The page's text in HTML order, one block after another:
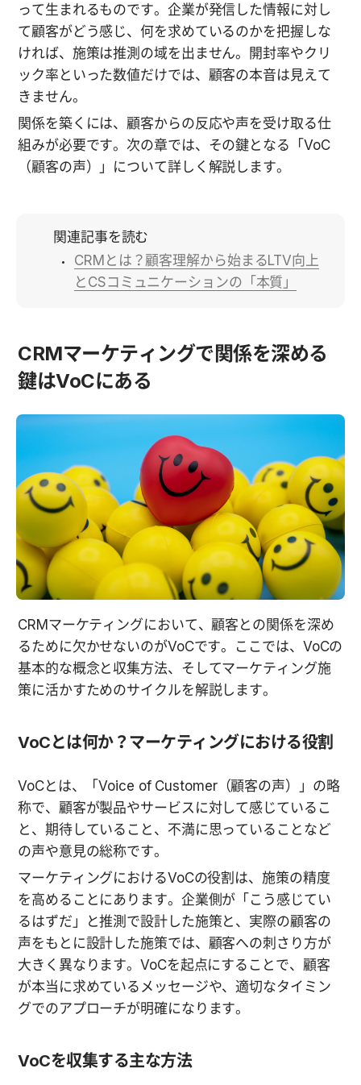
って生まれるものです。企業が発信した情報に対し
て顧客がどう感じ、何を求めているのかを把握しな
ければ、施策は推測の域を出ません。開封率やクリ
ック率といった数値だけでは、顧客の本音は見えて
きません。
関係を築くには、顧客からの反応や声を受け取る仕
組みが必要です。次の章では、その鍵となる「VoC
（顧客の声）」について詳しく解説します。
関連記事を読む
CRMとは？顧客理解から始まるLTV向上
とCSコミュニケーションの「本質」
CRMマーケティングで関係を深める
鍵はVoCにある
CRMマーケティングにおいて、顧客との関係を深め
るために欠かせないのがVoCです。ここでは、VoCの
基本的な概念と収集方法、そしてマーケティング施
策に活かすためのサイクルを解説します。
VoCとは何か？マーケティングにおける役割
VoCとは、「Voice of Customer（顧客の声）」の略
称で、顧客が製品やサービスに対して感じているこ
と、期待していること、不満に思っていることなど
の声や意見の総称です。
マーケティングにおけるVoCの役割は、施策の精度
を高めることにあります。企業側が「こう感じてい
るはずだ」と推測で設計した施策と、実際の顧客の
声をもとに設計した施策では、顧客への刺さり方が
大きく異なります。VoCを起点にすることで、顧客
が本当に求めているメッセージや、適切なタイミン
グでのアプローチが明確になります。
VoCを収集する主な方法